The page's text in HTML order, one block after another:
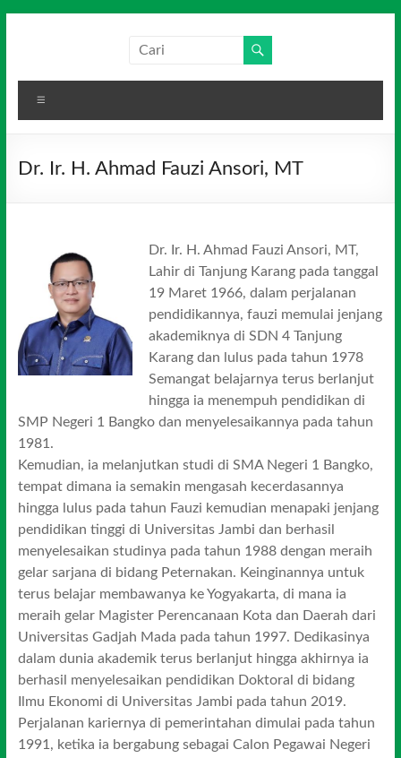
Media
Indonesia
Dr. Ir. H. Ahmad Fauzi Ansori, MT
Dr. Ir. H. Ahmad Fauzi Ansori, MT,
Lahir di Tanjung Karang pada tanggal
19 Maret 1966, dalam perjalanan
pendidikannya, fauzi memulai jenjang
akademiknya di SDN 4 Tanjung
Karang dan lulus pada tahun 1978
Semangat belajarnya terus berlanjut
hingga ia menempuh pendidikan di
SMP Negeri 1 Bangko dan menyelesaikannya pada tahun
1981.
Kemudian, ia melanjutkan studi di SMA Negeri 1 Bangko,
tempat dimana ia semakin mengasah kecerdasannya
hingga lulus pada tahun Fauzi kemudian menapaki jenjang
pendidikan tinggi di Universitas Jambi dan berhasil
menyelesaikan studinya pada tahun 1988 dengan meraih
gelar sarjana di bidang Peternakan. Keinginannya untuk
terus belajar membawanya ke Yogyakarta, di mana ia
meraih gelar Magister Perencanaan Kota dan Daerah dari
Universitas Gadjah Mada pada tahun 1997. Dedikasinya
dalam dunia akademik terus berlanjut hingga akhirnya ia
berhasil menyelesaikan pendidikan Doktoral di bidang
Ilmu Ekonomi di Universitas Jambi pada tahun 2019.
Perjalanan kariernya di pemerintahan dimulai pada tahun
1991, ketika ia bergabung sebagai Calon Pegawai Negeri